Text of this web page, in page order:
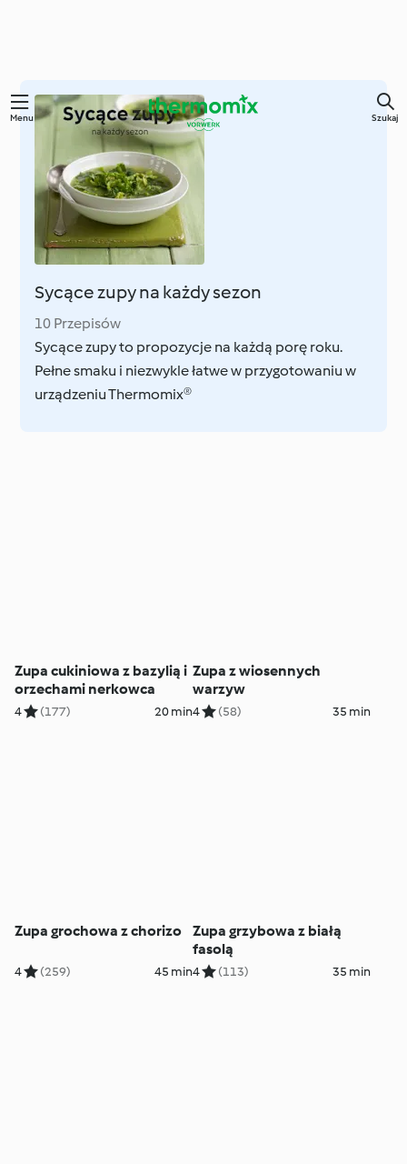
Przejdź
Menu Szukaj
Sycące zupy na każdy sezon
10 Przepisów
Sycące zupy to propozycje na każdą porę roku.
Pełne smaku i niezwykle łatwe w przygotowaniu w
urządzeniu Thermomix®
Zupa cukiniowa z bazylią i
orzechami nerkowca
4 (177) 20 min
Zupa z wiosennych
warzyw
4 (58) 35 min
Zupa grochowa z chorizo
4 (259) 45 min
Zupa grzybowa z białą
fasolą
4 (113) 35 min